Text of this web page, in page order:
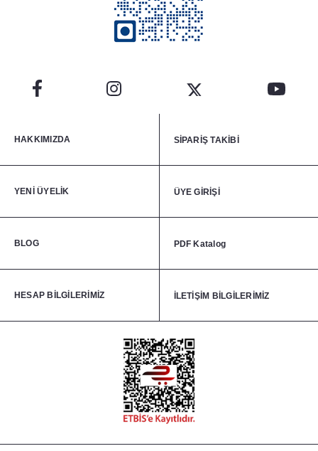
HAKKIMIZDA SİPARİŞ TAKİBİ
YENİ ÜYELİK ÜYE GİRİŞİ
BLOG PDF Katalog
HESAP BİLGİLERİMİZ İLETİŞİM BİLGİLERİMİZ